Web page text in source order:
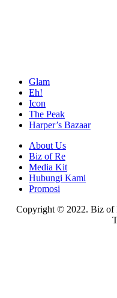
Glam
Eh!
Icon
The Peak
Harper’s Bazaar
About Us
Biz of Re
Media Kit
Hubungi Kami
Promosi
Copyright © 2022. Biz of